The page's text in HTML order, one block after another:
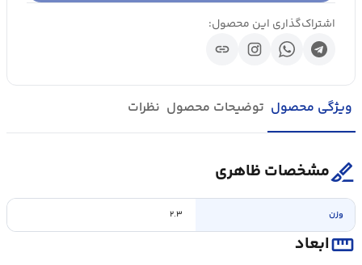
اشتراک‌گذاری این محصول:
link
ویژگی محصول توضیحات محصول نظرات
surgicalمشخصات ظاهری
وزن ۲.۳
straightenابعاد